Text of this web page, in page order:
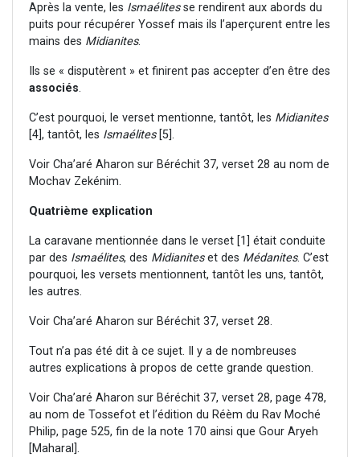
Après la vente, les Ismaélitesse rendirent aux abords du
puits pour récupérer Yossef mais ils l’aperçurent entre les
mains des Midianites.
Ils se « disputèrent » et finirent pas accepter d’en être des
associés.
C’est pourquoi, le verset mentionne, tantôt, les Midianites
[4], tantôt, les Ismaélites[5].
Voir Cha’aré Aharon sur Béréchit 37, verset 28 au nom de
Mochav Zekénim.
Quatrième explication
La caravane mentionnée dans le verset [1] était conduite
par des Ismaélites, des Midianiteset des Médanites. C’est
pourquoi, les versets mentionnent, tantôt les uns, tantôt,
les autres.
Voir Cha’aré Aharon sur Béréchit 37, verset 28.
Tout n’a pas été dit à ce sujet. Il y a de nombreuses
autres explications à propos de cette grande question.
Voir Cha’aré Aharon sur Béréchit 37, verset 28, page 478,
au nom de Tossefot et l’édition du Réèm du Rav Moché
Philip, page 525, fin de la note 170 ainsi que Gour Aryeh
[Maharal].